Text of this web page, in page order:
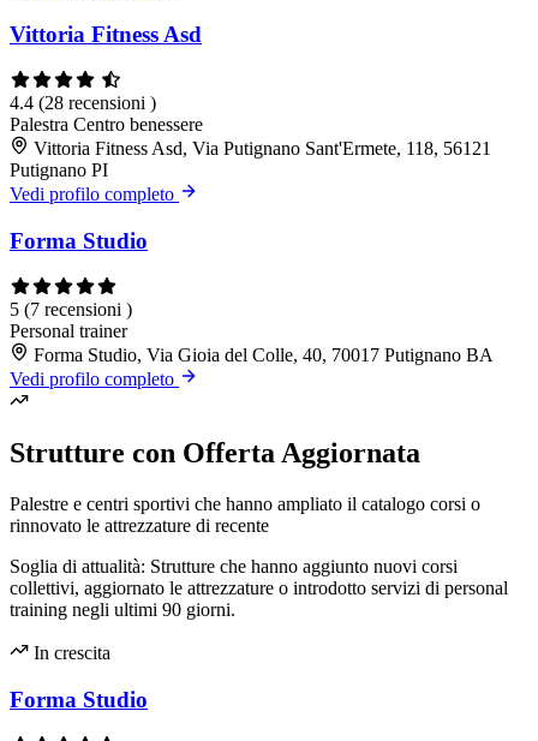
Vittoria Fitness Asd
4.4 (28 recensioni )
Palestra Centro benessere
Vittoria Fitness Asd, Via Putignano Sant'Ermete, 118, 56121
Putignano PI
Vedi profilo completo
Forma Studio
5 (7 recensioni )
Personal trainer
Forma Studio, Via Gioia del Colle, 40, 70017 Putignano BA
Vedi profilo completo
Strutture con Offerta Aggiornata
Palestre e centri sportivi che hanno ampliato il catalogo corsi o
rinnovato le attrezzature di recente
Soglia di attualità: Strutture che hanno aggiunto nuovi corsi
collettivi, aggiornato le attrezzature o introdotto servizi di personal
training negli ultimi 90 giorni.
In crescita
Forma Studio